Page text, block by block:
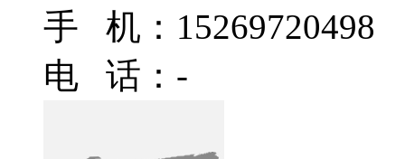
手 机：15269720498
电 话：-